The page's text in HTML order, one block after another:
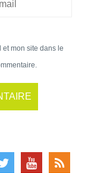
et mon site dans le